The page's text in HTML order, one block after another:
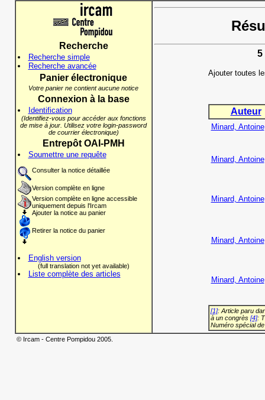
Recherche
Recherche simple
Recherche avancée
Panier électronique
Votre panier ne contient aucune notice
Connexion à la base
Identification
(Identifiez-vous pour accéder aux fonctions
de mise à jour. Utilisez votre login-password
de courrier électronique)
Entrepôt OAI-PMH
Soumettre une requête
Consulter la notice détaillée
Version complète en ligne
Version complète en ligne accessible
uniquement depuis l'Ircam
Ajouter la notice au panier
Retirer la notice du panier
English version
(full translation not yet available)
Liste complète des articles
5
Ajouter toutes
Auteur
Minard, Antoine
Minard, Antoine
Minard, Antoine
Minard, Antoine
Minard, Antoine
[1]: Article paru
à un congrès [4]:
Numéro spécial
© Ircam - Centre Pompidou 2005.